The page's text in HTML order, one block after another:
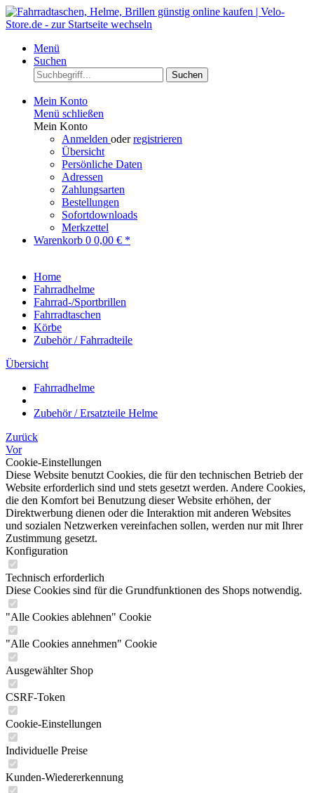
Menü
Suchen
Suchen
Mein Konto
Menü schließen
Mein Konto
Anmelden oderregistrieren
Übersicht
Persönliche Daten
Adressen
Zahlungsarten
Bestellungen
Sofortdownloads
Merkzettel
Warenkorb 0 0,00 € *
Home
Fahrradhelme
Fahrrad-/Sportbrillen
Fahrradtaschen
Körbe
Zubehör / Fahrradteile
Übersicht
Fahrradhelme
Zubehör / Ersatzteile Helme
Zurück
Vor
Cookie-Einstellungen
Diese Website benutzt Cookies, die für den technischen Betrieb der
Website erforderlich sind und stets gesetzt werden. Andere Cookies,
die den Komfort bei Benutzung dieser Website erhöhen, der
Direktwerbung dienen oder die Interaktion mit anderen Websites
und sozialen Netzwerken vereinfachen sollen, werden nur mit Ihrer
Zustimmung gesetzt.
Konfiguration
Technisch erforderlich
Diese Cookies sind für die Grundfunktionen des Shops notwendig.
"Alle Cookies ablehnen" Cookie
"Alle Cookies annehmen" Cookie
Ausgewählter Shop
CSRF-Token
Cookie-Einstellungen
Individuelle Preise
Kunden-Wiedererkennung